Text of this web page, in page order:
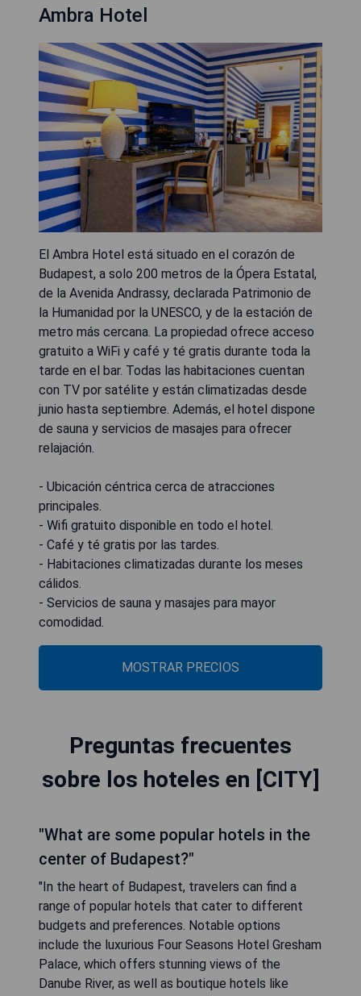
Ambra Hotel
El Ambra Hotel está situado en el corazón de
Budapest, a solo 200 metros de la Ópera Estatal,
de la Avenida Andrassy, declarada Patrimonio de
la Humanidad por la UNESCO, y de la estación de
metro más cercana. La propiedad ofrece acceso
gratuito a WiFi y café y té gratis durante toda la
tarde en el bar. Todas las habitaciones cuentan
con TV por satélite y están climatizadas desde
junio hasta septiembre. Además, el hotel dispone
de sauna y servicios de masajes para ofrecer
relajación.
- Ubicación céntrica cerca de atracciones
principales.
- Wifi gratuito disponible en todo el hotel.
- Café y té gratis por las tardes.
- Habitaciones climatizadas durante los meses
cálidos.
- Servicios de sauna y masajes para mayor
comodidad.
MOSTRAR PRECIOS
Preguntas frecuentes
sobre los hoteles en [CITY]
"What are some popular hotels in the
center of Budapest?"
"In the heart of Budapest, travelers can find a
range of popular hotels that cater to different
budgets and preferences. Notable options
include the luxurious Four Seasons Hotel Gresham
Palace, which offers stunning views of the
Danube River, as well as boutique hotels like